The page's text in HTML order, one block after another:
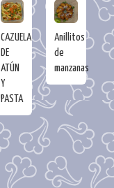
CAZUELA
DE
ATÚN
Y
PASTA
Anillitos
de
manzanas